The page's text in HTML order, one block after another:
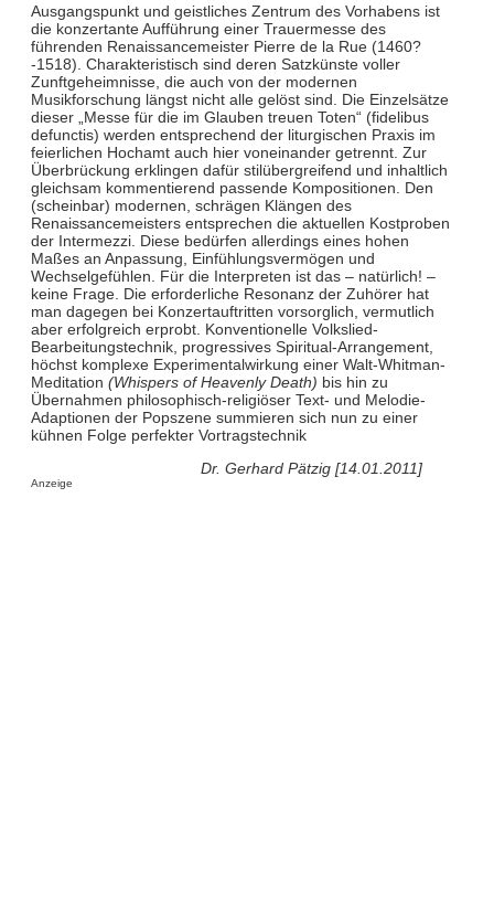
Ausgangspunkt und geistliches Zentrum des Vorhabens ist
die konzertante Aufführung einer Trauermesse des
führenden Renaissancemeister Pierre de la Rue (1460?
-1518). Charakteristisch sind deren Satzkünste voller
Zunftgeheimnisse, die auch von der modernen
Musikforschung längst nicht alle gelöst sind. Die Einzelsätze
dieser „Messe für die im Glauben treuen Toten“ (fidelibus
defunctis) werden entsprechend der liturgischen Praxis im
feierlichen Hochamt auch hier voneinander getrennt. Zur
Überbrückung erklingen dafür stilübergreifend und inhaltlich
gleichsam kommentierend passende Kompositionen. Den
(scheinbar) modernen, schrägen Klängen des
Renaissancemeisters entsprechen die aktuellen Kostproben
der Intermezzi. Diese bedürfen allerdings eines hohen
Maßes an Anpassung, Einfühlungsvermögen und
Wechselgefühlen. Für die Interpreten ist das – natürlich! –
keine Frage. Die erforderliche Resonanz der Zuhörer hat
man dagegen bei Konzertauftritten vorsorglich, vermutlich
aber erfolgreich erprobt. Konventionelle Volkslied-
Bearbeitungstechnik, progressives Spiritual-Arrangement,
höchst komplexe Experimentalwirkung einer Walt-Whitman-
Meditation (Whispers of Heavenly Death) bis hin zu
Übernahmen philosophisch-religiöser Text- und Melodie-
Adaptionen der Popszene summieren sich nun zu einer
kühnen Folge perfekter Vortragstechnik
Dr. Gerhard Pätzig [14.01.2011]
Anzeige